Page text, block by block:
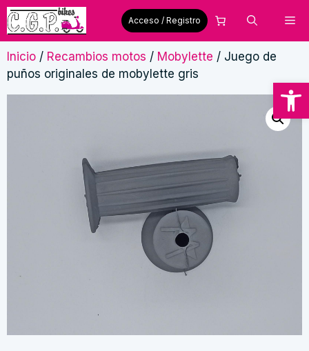
Abrir
Saltar
al
contenido
Acceso / Registro
Inicio / Recambios motos / Mobylette / Juego de
puños originales de mobylette gris